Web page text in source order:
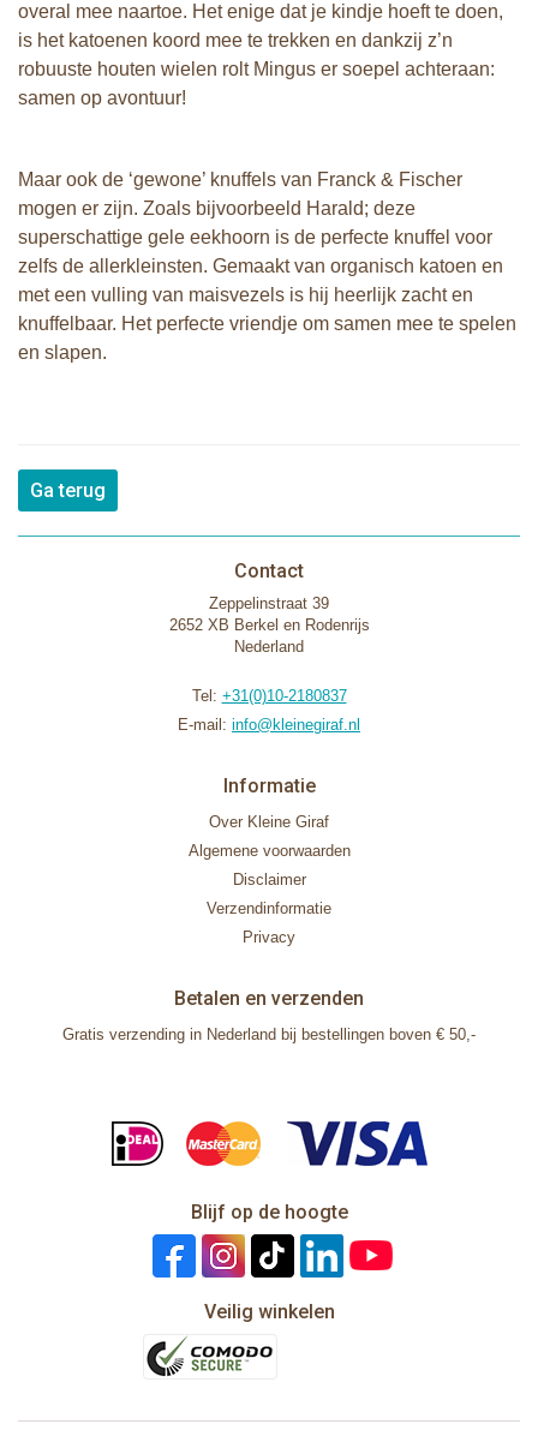
overal mee naartoe. Het enige dat je kindje hoeft te doen,
is het katoenen koord mee te trekken en dankzij z’n
robuuste houten wielen rolt Mingus er soepel achteraan:
samen op avontuur!
Maar ook de ‘gewone’ knuffels van Franck & Fischer
mogen er zijn. Zoals bijvoorbeeld Harald; deze
superschattige gele eekhoorn is de perfecte knuffel voor
zelfs de allerkleinsten. Gemaakt van organisch katoen en
met een vulling van maisvezels is hij heerlijk zacht en
knuffelbaar. Het perfecte vriendje om samen mee te spelen
en slapen.
Ga terug
Contact
Zeppelinstraat 39
2652 XB Berkel en Rodenrijs
Nederland
Tel: +31(0)10-2180837
E-mail: info@kleinegiraf.nl
Informatie
Over Kleine Giraf
Algemene voorwaarden
Disclaimer
Verzendinformatie
Privacy
Betalen en verzenden
Gratis verzending in Nederland bij bestellingen boven € 50,-
Blijf op de hoogte
Veilig winkelen